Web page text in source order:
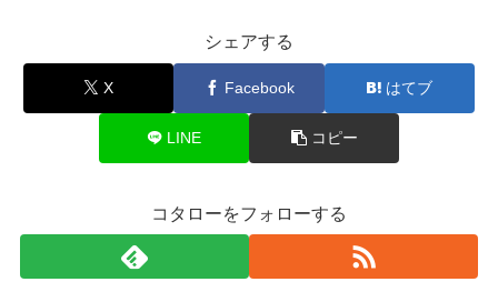
シェアする
X Facebook はてブ
LINE コピー
コタローをフォローする